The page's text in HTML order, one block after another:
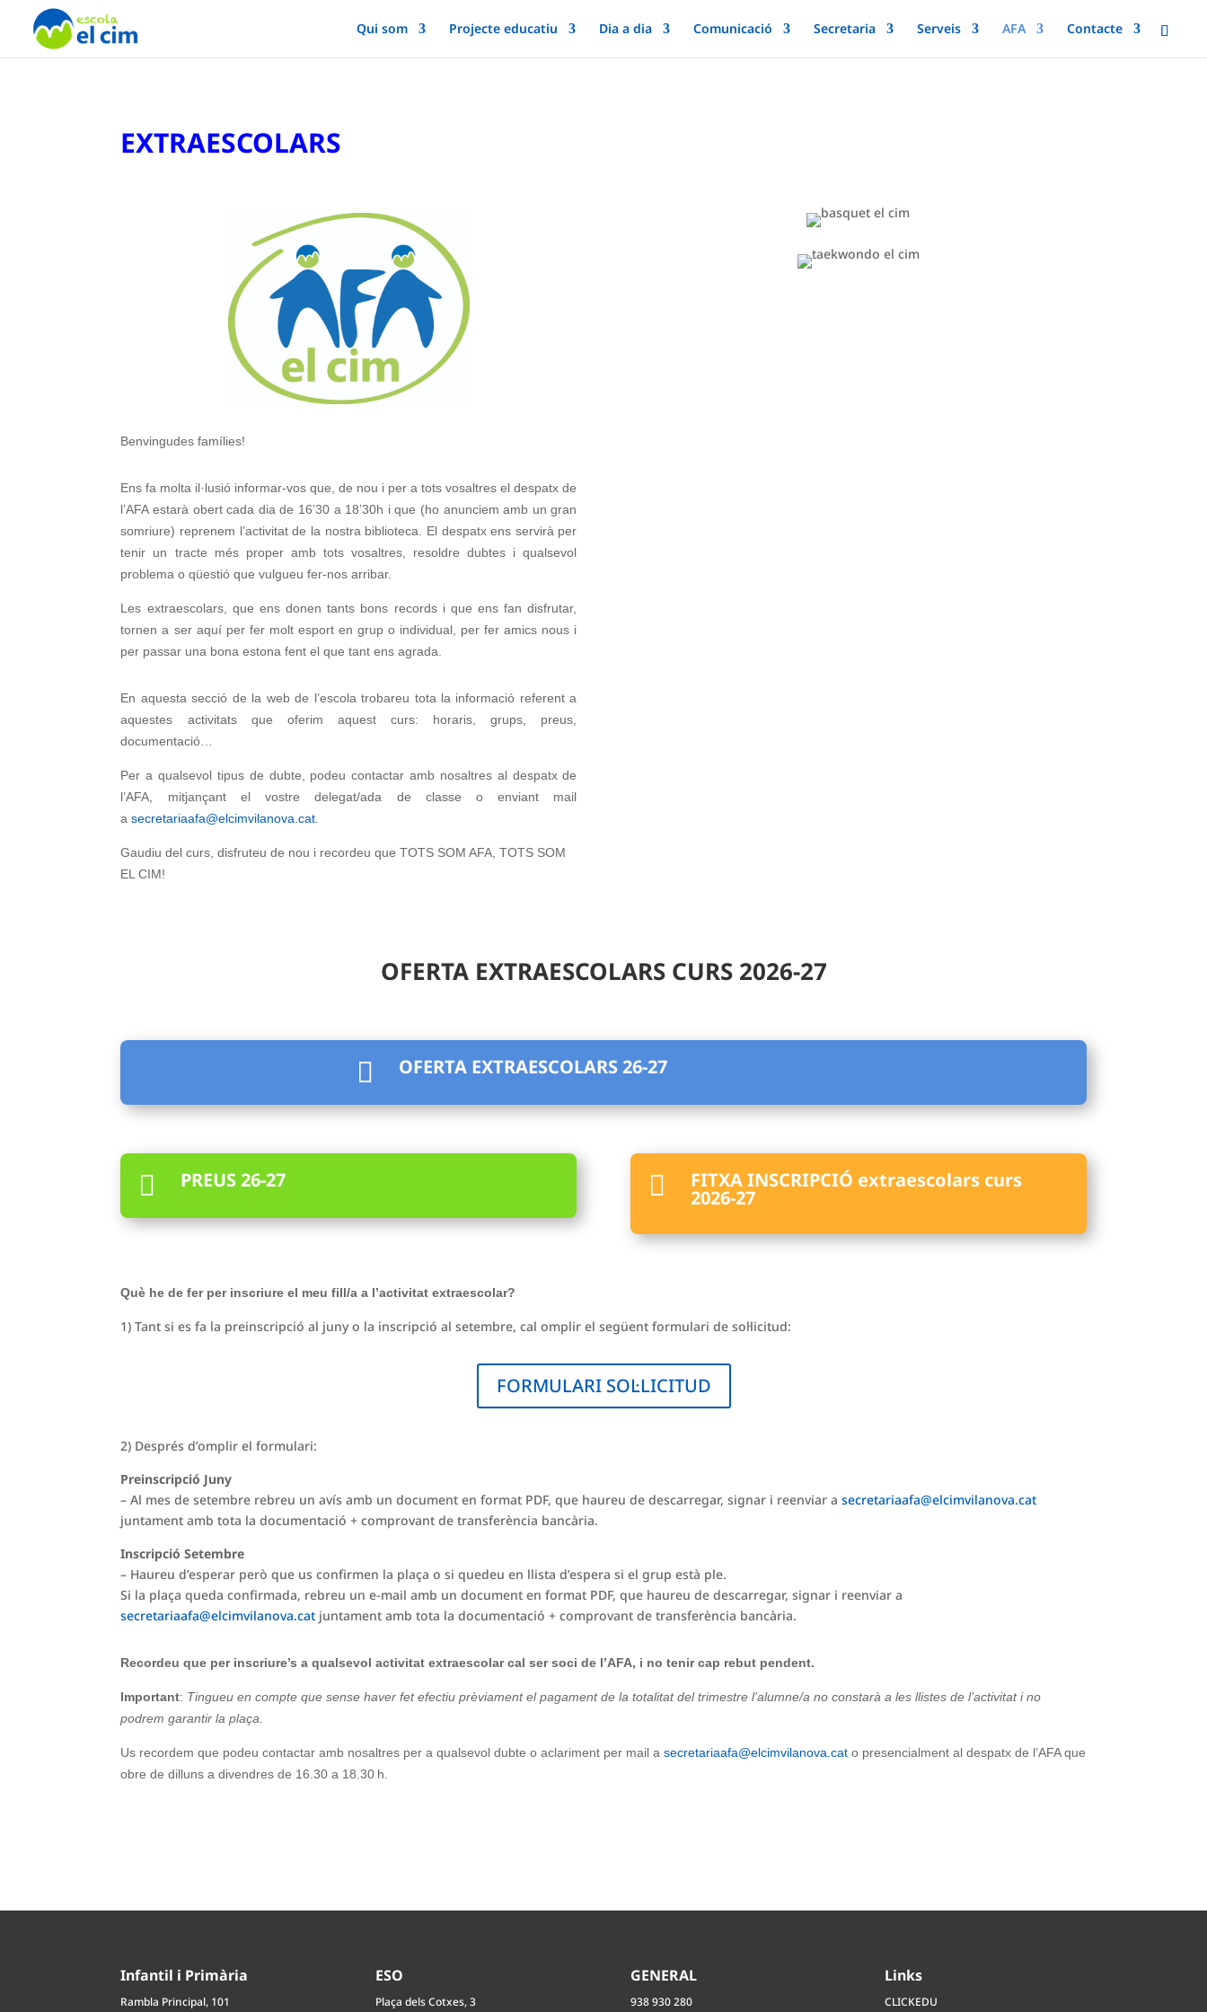
Qui som Projecte educatiu Dia a dia Comunicació Secretaria Serveis AFA Contacte
EXTRAESCOLARS
Benvingudes famílies!
Ens fa molta il·lusió informar-vos que, de nou i per a tots vosaltres el despatx de
l’AFA estarà obert cada dia de 16’30 a 18’30h i que (ho anunciem amb un gran
somriure) reprenem l’activitat de la nostra biblioteca. El despatx ens servirà per
tenir un tracte més proper amb tots vosaltres, resoldre dubtes i qualsevol
problema o qüestió que vulgueu fer-nos arribar.
Les extraescolars, que ens donen tants bons records i que ens fan disfrutar,
tornen a ser aquí per fer molt esport en grup o individual, per fer amics nous i
per passar una bona estona fent el que tant ens agrada.
En aquesta secció de la web de l’escola trobareu tota la informació referent a
aquestes activitats que oferim aquest curs: horaris, grups, preus,
documentació…
Per a qualsevol tipus de dubte, podeu contactar amb nosaltres al despatx de
l’AFA, mitjançant el vostre delegat/ada de classe o enviant mail
a secretariaafa@elcimvilanova.cat.
Gaudiu del curs, disfruteu de nou i recordeu que TOTS SOM AFA, TOTS SOM
EL CIM!
OFERTA EXTRAESCOLARS CURS 2026-27
 OFERTA EXTRAESCOLARS 26-27
 PREUS 26-27  FITXA INSCRIPCIÓ extraescolars curs
2026-27
Què he de fer per inscriure el meu fill/a a l’activitat extraescolar?
1) Tant si es fa la preinscripció al juny o la inscripció al setembre, cal omplir el següent formulari de sol·licitud:
FORMULARI SOL·LICITUD
2) Després d’omplir el formulari:
Preinscripció Juny
– Al mes de setembre rebreu un avís amb un document en format PDF, que haureu de descarregar, signar i reenviar asecretariaafa@elcimvilanova.cat
juntament amb tota la documentació + comprovant de transferència bancària.
Inscripció Setembre
– Haureu d’esperar però que us confirmen la plaça o si quedeu en llista d’espera si el grup està ple.
Si la plaça queda confirmada, rebreu un e-mail amb un document en format PDF, que haureu de descarregar, signar i reenviar a
secretariaafa@elcimvilanova.cat juntament amb tota la documentació + comprovant de transferència bancària.
Recordeu que per inscriure’s a qualsevol activitat extraescolar cal ser soci de l’AFA, i no tenir cap rebut pendent.
Important: Tingueu en compte que sense haver fet efectiu prèviament el pagament de la totalitat del trimestre l’alumne/a no constarà a les llistes de l’activitat i no
podrem garantir la plaça.
Us recordem que podeu contactar amb nosaltres per a qualsevol dubte o aclariment per mail a secretariaafa@elcimvilanova.cat o presencialment al despatx de l’AFA que
obre de dilluns a divendres de 16.30 a 18.30 h.
Infantil i Primària
Rambla Principal, 101
ESO
Plaça dels Cotxes, 3
GENERAL
938 930 280
Links
CLICKEDU